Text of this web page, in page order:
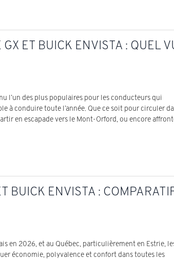
ET BUICK ENVISTA : QUEL
l’un des plus populaires pour les conducteurs qui
à conduire toute l’année. Que ce soit pour circuler
en escapade vers le Mont-Orford, ou encore
BUICK ENVISTA :
en 2026, et au Québec, particulièrement en Estrie,
économie, polyvalence et confort dans toutes les